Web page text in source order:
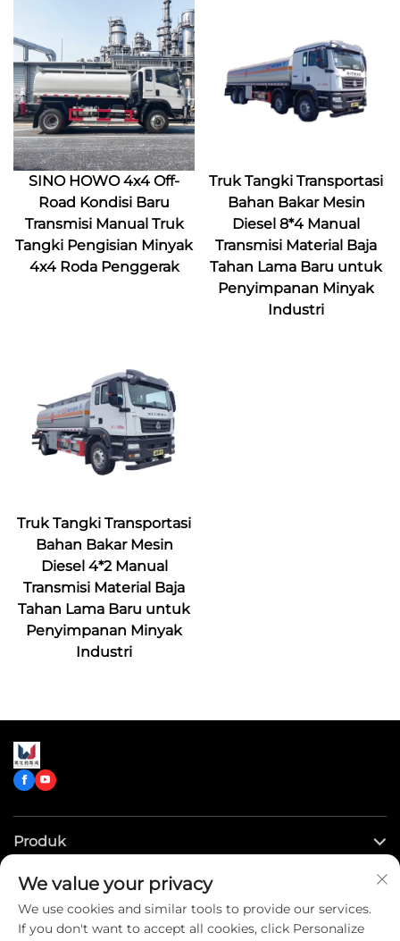
SINO HOWO 4x4 Off-
Road Kondisi Baru
Transmisi Manual Truk
Tangki Pengisian Minyak
4x4 Roda Penggerak
Truk Tangki Transportasi
Bahan Bakar Mesin
Diesel 8*4 Manual
Transmisi Material Baja
Tahan Lama Baru untuk
Penyimpanan Minyak
Industri
Truk Tangki Transportasi
Bahan Bakar Mesin
Diesel 4*2 Manual
Transmisi Material Baja
Tahan Lama Baru untuk
Penyimpanan Minyak
Industri
Produk
Tautan Cepat
We value your privacy
We use cookies and similar tools to provide our services.
If you don't want to accept all cookies, click Personalize